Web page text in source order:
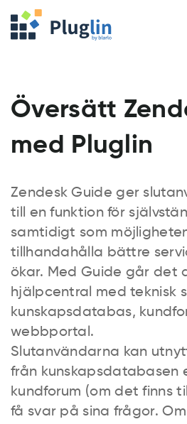
Översätt
med Pluglin
Zendesk Guide ger
till en funktion för
samtidigt som
tillhandahålla bättre
ökar. Med Guide går det
hjälpcentral med teknisk
kunskapsdatabas,
webbportal.
Slutanvändarna kan
från kunskapsdatabasen
kundforum (om det finns
få svar på sina frågor.